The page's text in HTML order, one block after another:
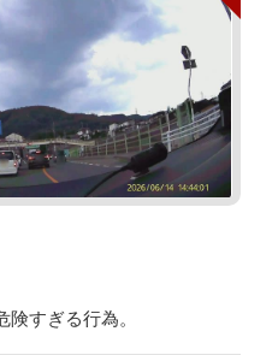
すぎる行為。